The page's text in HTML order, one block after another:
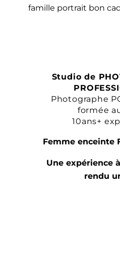
Studio de
Photographe
formée
10ans+
Femme enceinte
Une expérience
rendu